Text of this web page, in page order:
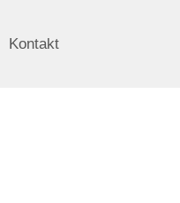
Kontakt